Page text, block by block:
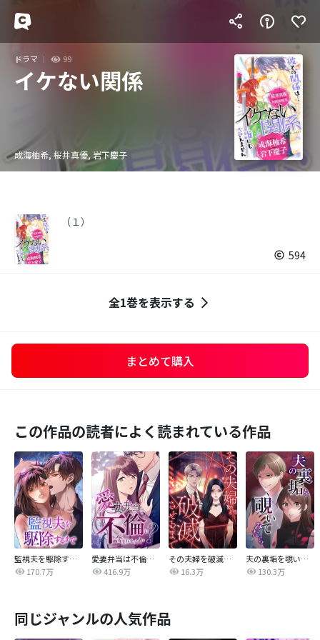
ドラマ 99
イケない関係
成海柚希, 桜井真優, 岩下慶子
（１）
594
全1巻を表示する
まとめて購入
この作品の読者によく読まれている作品
監視夫を駆除するまで
170.7万
愛妻弁当は不倫に含まれますか？
416.9万
その夫婦を破滅させるまで
16.3万
夫の裏垢を覗いてみたら
130.3万
同じジャンルの人気作品